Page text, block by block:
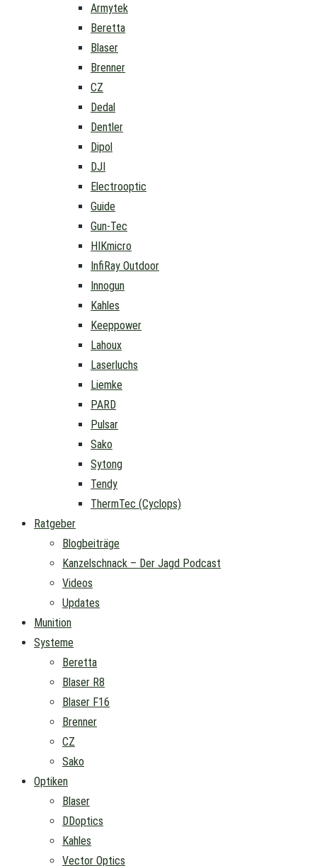
Armytek
Beretta
Blaser
Brenner
CZ
Dedal
Dentler
Dipol
DJI
Electrooptic
Guide
Gun-Tec
HIKmicro
InfiRay Outdoor
Innogun
Kahles
Keeppower
Lahoux
Laserluchs
Liemke
PARD
Pulsar
Sako
Sytong
Tendy
ThermTec (Cyclops)
Ratgeber
Blogbeiträge
Kanzelschnack – Der Jagd Podcast
Videos
Updates
Munition
Systeme
Beretta
Blaser R8
Blaser F16
Brenner
CZ
Sako
Optiken
Blaser
DDoptics
Kahles
Vector Optics